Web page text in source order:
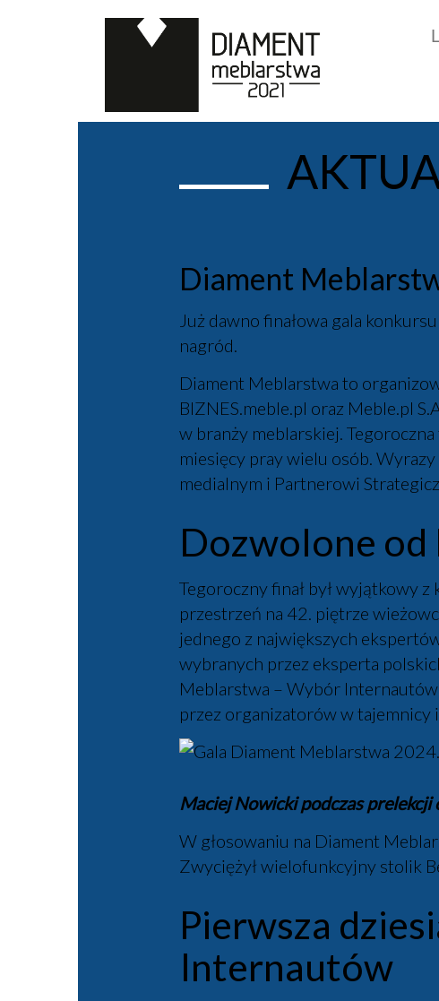
Diament
Już dawno finałowa gala
nagród.
Diament Meblarstwa to
BIZNES.meble.pl oraz Meble.pl
w branży meblarskiej.
miesięcy pray wielu osób.
medialnym i Partnerowi
Dozwolone od
Tegoroczny finał był wyjątkowy
przestrzeń na 42. piętrze
jednego z największych
wybranych przez eksperta
Meblarstwa – Wybór
przez organizatorów w tajemnicy
Maciej Nowicki podczas prelekcji
W głosowaniu na Diament
Zwyciężył wielofunkcyjny stolik
Pierwsza
Internautów